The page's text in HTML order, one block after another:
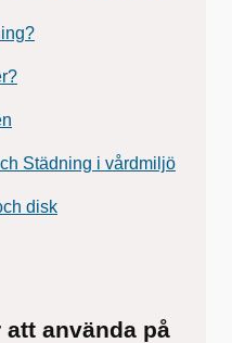
Städning i vårdmiljö
disk
använda på